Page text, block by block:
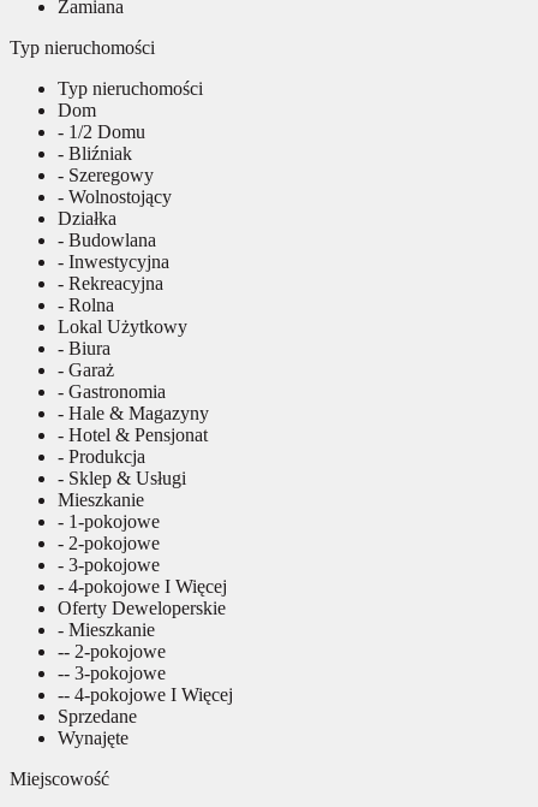
Zamiana
Typ nieruchomości
Typ nieruchomości
Dom
- 1/2 Domu
- Bliźniak
- Szeregowy
- Wolnostojący
Działka
- Budowlana
- Inwestycyjna
- Rekreacyjna
- Rolna
Lokal Użytkowy
- Biura
- Garaż
- Gastronomia
- Hale & Magazyny
- Hotel & Pensjonat
- Produkcja
- Sklep & Usługi
Mieszkanie
- 1-pokojowe
- 2-pokojowe
- 3-pokojowe
- 4-pokojowe I Więcej
Oferty Deweloperskie
- Mieszkanie
-- 2-pokojowe
-- 3-pokojowe
-- 4-pokojowe I Więcej
Sprzedane
Wynajęte
Miejscowość